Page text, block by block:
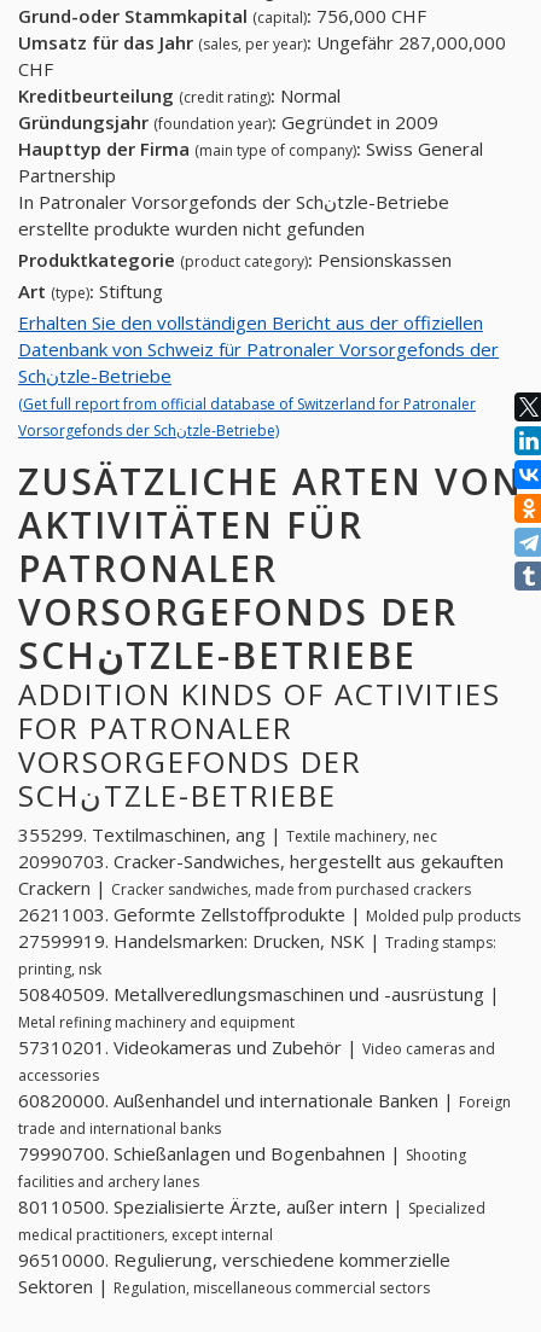
Grund-oder Stammkapital (capital): 756,000 CHF
Umsatz für das Jahr (sales, per year): Ungefähr 287,000,000
CHF
Kreditbeurteilung (credit rating): Normal
Gründungsjahr (foundation year): Gegründet in 2009
Haupttyp der Firma (main type of company): Swiss General
Partnership
In Patronaler Vorsorgefonds der Schنtzle-Betriebe
erstellte produkte wurden nicht gefunden
Produktkategorie (product category): Pensionskassen
Art (type): Stiftung
Erhalten Sie den vollständigen Bericht aus der offiziellen
Datenbank von Schweiz für Patronaler Vorsorgefonds der
Schنtzle-Betriebe
(Get full report from official database of Switzerland for Patronaler
Vorsorgefonds der Schنtzle-Betriebe)
ZUSÄTZLICHE ARTEN VON
AKTIVITÄTEN FÜR
PATRONALER
VORSORGEFONDS DER
SCHنTZLE-BETRIEBE
ADDITION KINDS OF ACTIVITIES
FOR PATRONALER
VORSORGEFONDS DER
SCHنTZLE-BETRIEBE
355299. Textilmaschinen, ang | Textile machinery, nec
20990703. Cracker-Sandwiches, hergestellt aus gekauften
Crackern | Cracker sandwiches, made from purchased crackers
26211003. Geformte Zellstoffprodukte | Molded pulp products
27599919. Handelsmarken: Drucken, NSK | Trading stamps:
printing, nsk
50840509. Metallveredlungsmaschinen und -ausrüstung |
Metal refining machinery and equipment
57310201. Videokameras und Zubehör | Video cameras and
accessories
60820000. Außenhandel und internationale Banken | Foreign
trade and international banks
79990700. Schießanlagen und Bogenbahnen | Shooting
facilities and archery lanes
80110500. Spezialisierte Ärzte, außer intern | Specialized
medical practitioners, except internal
96510000. Regulierung, verschiedene kommerzielle
Sektoren | Regulation, miscellaneous commercial sectors